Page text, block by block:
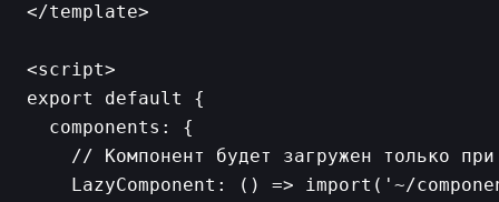
</template>
<script>
export default {
  components: {
// Компонент будет загружен только
LazyComponent: () => import('~/